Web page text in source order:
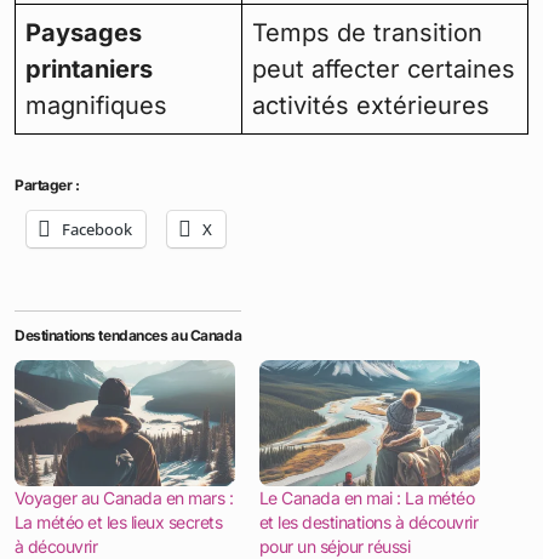
Paysages
printaniers
magnifiques
Temps de transition
peut affecter certaines
activités extérieures
Partager :
Facebook X
Destinations tendances au Canada
Voyager au Canada en mars :
La météo et les lieux secrets
à découvrir
Le Canada en mai : La météo
et les destinations à découvrir
pour un séjour réussi